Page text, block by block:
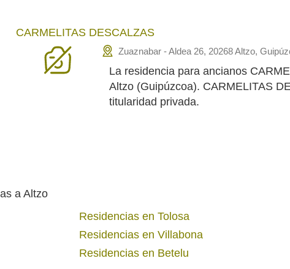
CARMELITAS DESCALZAS
Zuaznabar - Aldea 26, 20268 Altzo,
La residencia para ancianos
Altzo (Guipúzcoa). CARMELITAS
titularidad privada.
a Altzo
Residencias en Tolosa
Residencias en Villabona
Residencias en Betelu